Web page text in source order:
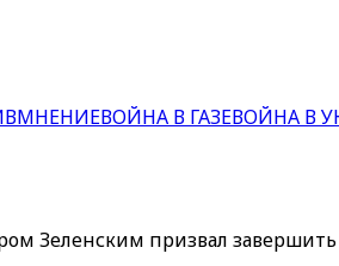
МНЕНИЕВОЙНА В ГАЗЕВОЙНА В
Зеленским призвал завершить